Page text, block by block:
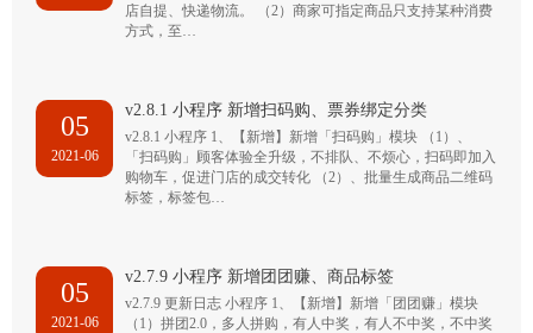
店自提、快递物流。 （2）商家可指定商品只支持某种消费
方式，至…
05
2021-06
v2.8.1 小程序 新增扫码购、票券绑定分类
v2.8.1 小程序 1、【新增】新增「扫码购」模块 （1）、
「扫码购」顾客体验全升级，不排队、不烦心，扫码即加入
购物车，促进门店的成交转化 （2）、批量生成商品二维码
标签，标签包…
05
2021-06
v2.7.9 小程序 新增团团赚、商品标签
v2.7.9 更新日志 小程序 1、【新增】新增「团团赚」模块
（1）拼团2.0，多人拼购，有人中奖，有人不中奖，不中奖